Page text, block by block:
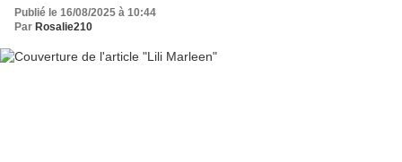
Publié le 16/08/2025 à 10:44
Par Rosalie210